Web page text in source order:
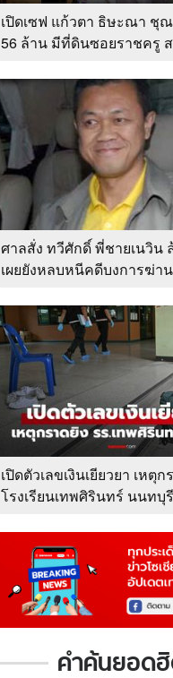
เปิดเซฟ แก้วตา ธิษะณา ชุ
56 ล้าน มีที่ดินซอยราชครู
ศาลสั่ง ทวีศักดิ์ พี่ชายเนวิน
เผยยังหลบหนีคดีบงการฆ่า
เปิดตัวเลขเงินเยียวยา เหตุ
โรงเรียนเทพศิรินทร์ นนทบุ
คำค้นยอด